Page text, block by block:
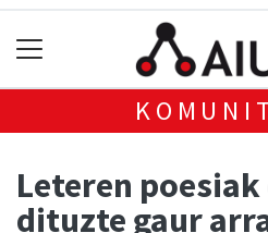
Leteren
dituzte gaur